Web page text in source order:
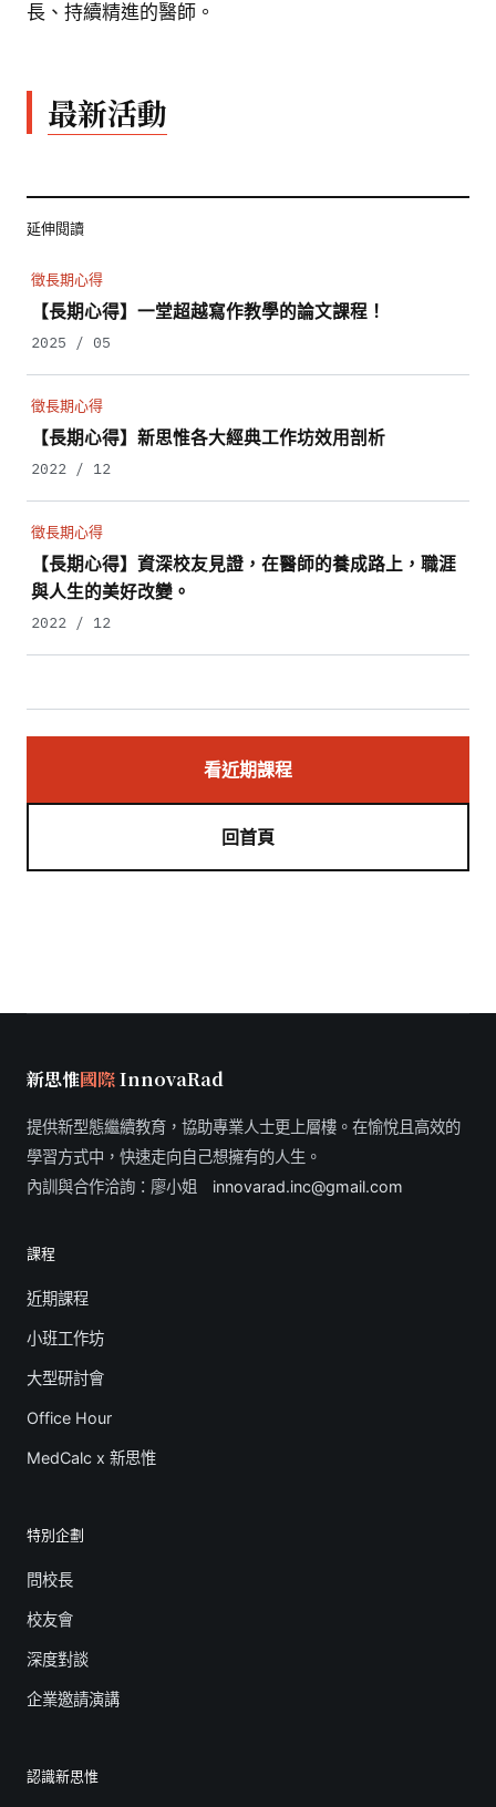
長、持續精進的醫師。
最新活動
延伸閱讀
徵長期心得
【長期心得】一堂超越寫作教學的論文課程！
2025 / 05
徵長期心得
【長期心得】新思惟各大經典工作坊效用剖析
2022 / 12
徵長期心得
【長期心得】資深校友見證，在醫師的養成路上，職涯
與人生的美好改變。
2022 / 12
看近期課程
回首頁
新思惟國際InnovaRad
提供新型態繼續教育，協助專業人士更上層樓。在愉悅且高效的
學習方式中，快速走向自己想擁有的人生。
內訓與合作洽詢：廖小姐 innovarad.inc@gmail.com
課程
近期課程
小班工作坊
大型研討會
Office Hour
MedCalc x 新思惟
特別企劃
問校長
校友會
深度對談
企業邀請演講
認識新思惟